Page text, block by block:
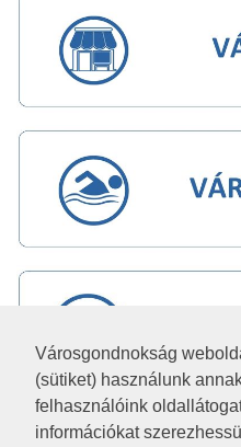
Városgondnokság
(sütiket) használunk
felhasználóink
információkat
IMPRESSZUM